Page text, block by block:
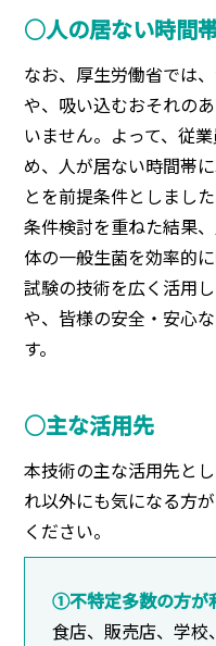
○人の居ない時間
なお、厚生労働省では
や、吸い込むおそれの
いません。よって、従
め、人が居ない時間帯
とを前提条件としました
条件検討を重ねた結果
体の一般生菌を効率的
試験の技術を広く活用
や、皆様の安全・安心
す。
○主な活用先
本技術の主な活用先と
れ以外にも気になる方
ください。
①不特定多数の方が
食店、販売店、学